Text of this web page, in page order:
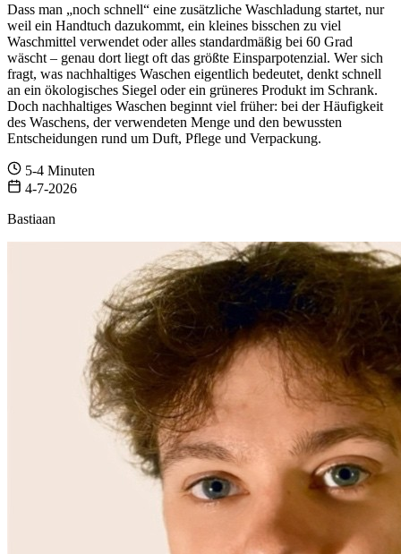
Dass man „noch schnell“ eine zusätzliche Waschladung startet, nur
weil ein Handtuch dazukommt, ein kleines bisschen zu viel
Waschmittel verwendet oder alles standardmäßig bei 60 Grad
wäscht – genau dort liegt oft das größte Einsparpotenzial. Wer sich
fragt, was nachhaltiges Waschen eigentlich bedeutet, denkt schnell
an ein ökologisches Siegel oder ein grüneres Produkt im Schrank.
Doch nachhaltiges Waschen beginnt viel früher: bei der Häufigkeit
des Waschens, der verwendeten Menge und den bewussten
Entscheidungen rund um Duft, Pflege und Verpackung.
5-4 Minuten
4-7-2026
Bastiaan